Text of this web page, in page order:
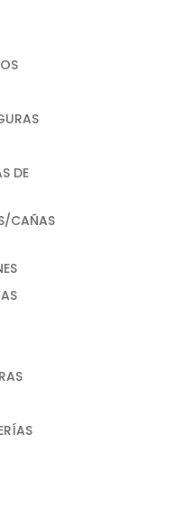
DE
CAÑAS